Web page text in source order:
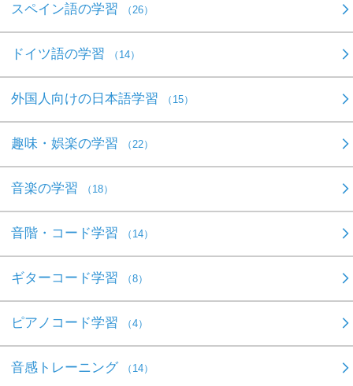
スペイン語の学習 （26）
ドイツ語の学習 （14）
外国人向けの日本語学習 （15）
趣味・娯楽の学習 （22）
音楽の学習 （18）
音階・コード学習 （14）
ギターコード学習 （8）
ピアノコード学習 （4）
音感トレーニング （14）